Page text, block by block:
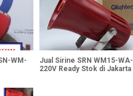
WM-
Jual Sirine SRN WM15-WA-
220V Ready Stok di Jakarta